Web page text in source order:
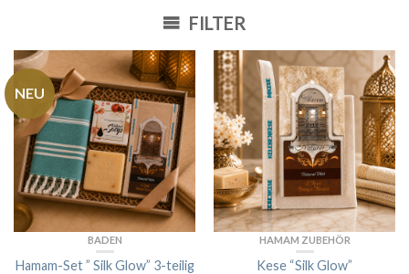
FILTER
NEU
BADEN
Hamam-Set ” Silk Glow” 3-teilig
HAMAM ZUBEHÖR
Kese “Silk Glow”